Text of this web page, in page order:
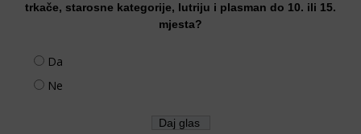
trkače, starosne kategorije, lutriju i plasman do 10. ili 15.
mjesta?
Da
Ne